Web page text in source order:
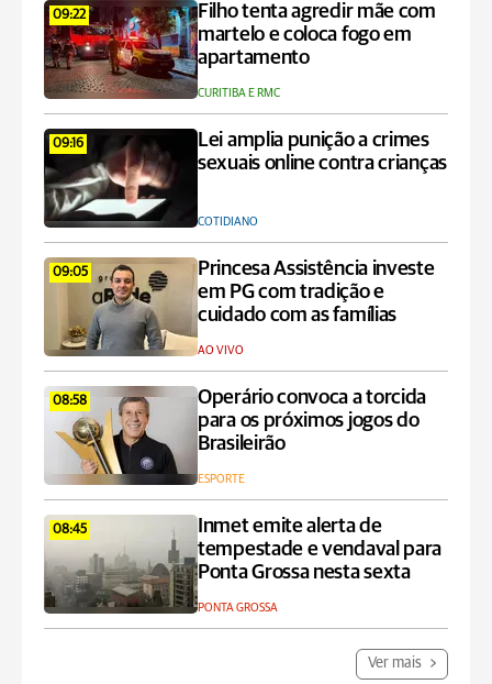
09:22
Filho tenta agredir mãe com
martelo e coloca fogo em
apartamento
CURITIBA E RMC
09:16
Lei amplia punição a crimes
sexuais online contra crianças
COTIDIANO
09:05
Princesa Assistência investe
em PG com tradição e
cuidado com as famílias
AO VIVO
08:58
Operário convoca a torcida
para os próximos jogos do
Brasileirão
ESPORTE
08:45
Inmet emite alerta de
tempestade e vendaval para
Ponta Grossa nesta sexta
PONTA GROSSA
Ver mais